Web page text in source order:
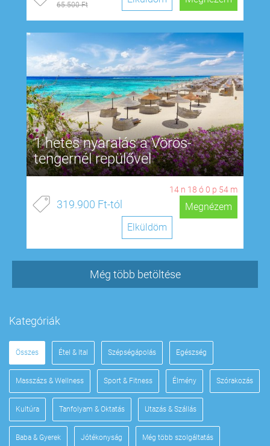
65.500 Ft
1 hetes nyaralás a Vörös-
tengernél repülővel
14 n 18 ó0 p 53 m
319.900 Ft-tól
Megnézem
Elküldöm
Még több betöltése
Kategóriák
Összes Étel & Ital Szépségápolás Egészség
Masszázs & Wellness Sport & Fitness Élmény Szórakozás
Kultúra Tanfolyam & Oktatás Utazás & Szállás
Baba & Gyerek Jótékonyság Még több szolgáltatás